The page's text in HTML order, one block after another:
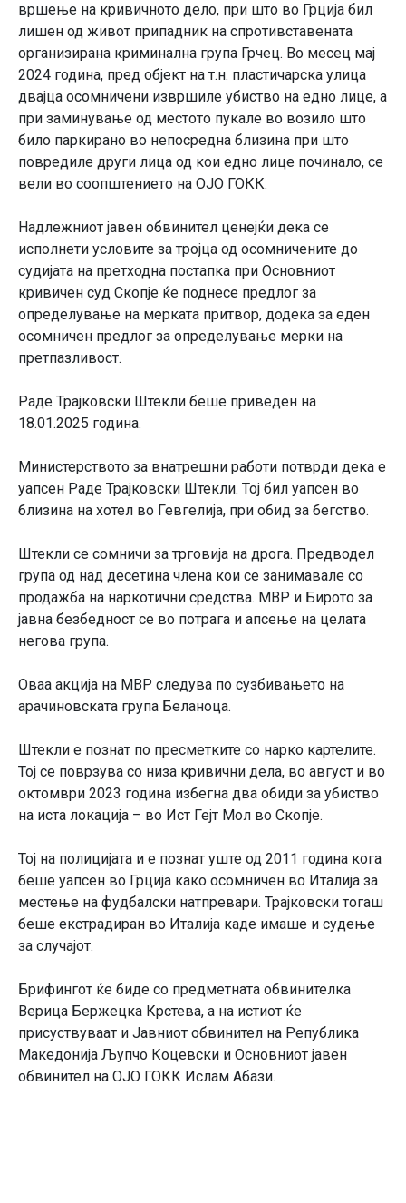
вршење на кривичното дело, при што во Грција бил
лишен од живот припадник на спротивставената
организирана криминална група Грчец. Во месец мај
2024 година, пред објект на т.н. пластичарска улица
двајца осомничени извршиле убиство на едно лице, а
при заминување од местото пукале во возило што
било паркирано во непосредна близина при што
повредиле други лица од кои едно лице починало, се
вели во соопштението на ОЈО ГОКК.
Надлежниот јавен обвинител ценејќи дека се
исполнети условите за тројца од осомничените до
судијата на претходна постапка при Основниот
кривичен суд Скопје ќе поднесе предлог за
определување на мерката притвор, додека за еден
осомничен предлог за определување мерки на
претпазливост.
Раде Трајковски Штекли беше приведен на
18.01.2025 година.
Министерството за внатрешни работи потврди дека е
уапсен Раде Трајковски Штекли. Тој бил уапсен во
близина на хотел во Гевгелија, при обид за бегство.
Штекли се сомничи за трговија на дрога. Предводел
група од над десетина члена кои се занимавале со
продажба на наркотични средства. МВР и Бирото за
јавна безбедност се во потрага и апсење на целата
негова група.
Оваа акција на МВР следува по сузбивањето на
арачиновската група Беланоца.
Штекли е познат по пресметките со нарко картелите.
Тој се поврзува со низа кривични дела, во август и во
октомври 2023 година избегна два обиди за убиство
на иста локација – во Ист Гејт Мол во Скопје.
Тој на полицијата и е познат уште од 2011 година кога
беше уапсен во Грција како осомничен во Италија за
местење на фудбалски натпревари. Трајковски тогаш
беше екстрадиран во Италија каде имаше и судење
за случајот.
Брифингот ќе биде со предметната обвинителка​
Верица Бержецка Крстева, а на истиот ќе
присуствуваат и Јавниот обвинител на Република
Македонија Љупчо Коцевски и Основниот јавен
обвинител на ОЈО ГОКК Ислам Абази.